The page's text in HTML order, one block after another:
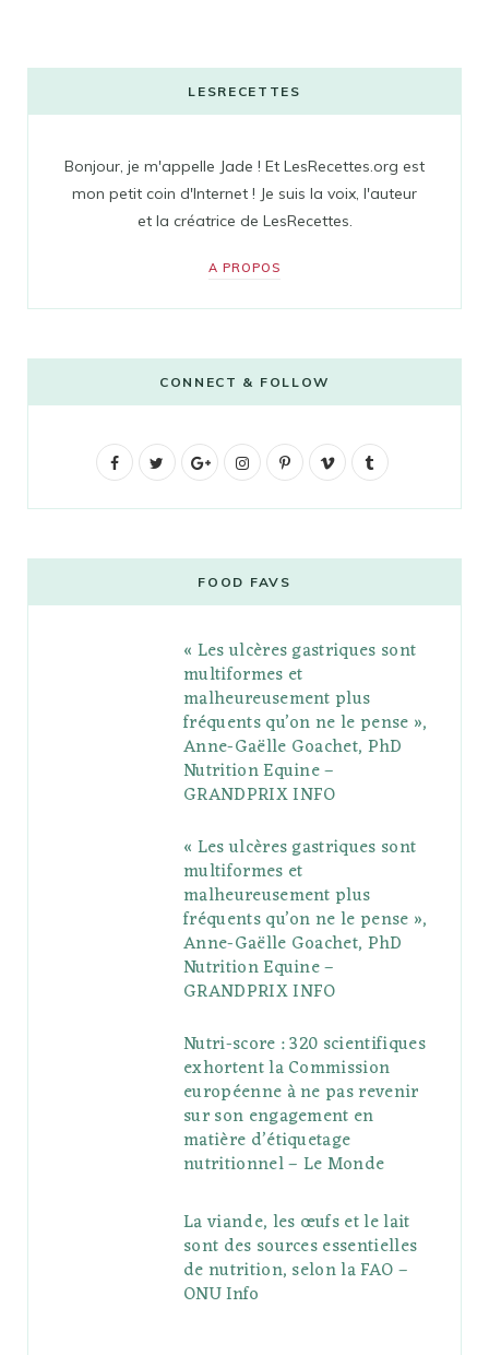
LESRECETTES
Bonjour, je m'appelle Jade ! Et LesRecettes.org est
mon petit coin d'Internet ! Je suis la voix, l'auteur
et la créatrice de LesRecettes.
A PROPOS
CONNECT & FOLLOW
F
b
t
G
g
l
e
P
l
s
I
t
a
g
r
a
m
P
e
r
e
s
V
o
l
r
FOOD FAVS
« Les ulcères gastriques sont
multiformes et
malheureusement plus
fréquents qu’on ne le pense »,
Anne-Gaëlle Goachet, PhD
Nutrition Equine –
GRANDPRIX INFO
« Les ulcères gastriques sont
multiformes et
malheureusement plus
fréquents qu’on ne le pense »,
Anne-Gaëlle Goachet, PhD
Nutrition Equine –
GRANDPRIX INFO
Nutri-score : 320 scientifiques
exhortent la Commission
européenne à ne pas revenir
sur son engagement en
matière d’étiquetage
nutritionnel – Le Monde
La viande, les œufs et le lait
sont des sources essentielles
de nutrition, selon la FAO –
ONU Info